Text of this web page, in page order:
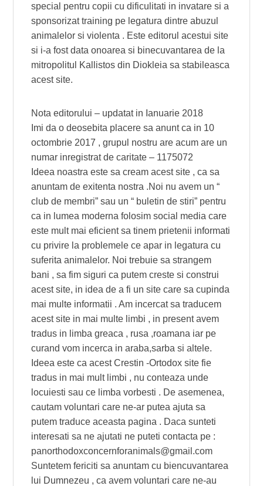
special pentru copii cu dificulitati in invatare si a
sponsorizat training pe legatura dintre abuzul
animalelor si violenta . Este editorul acestui site
si i-a fost data onoarea si binecuvantarea de la
mitropolitul Kallistos din Diokleia sa stabileasca
acest site.
Nota editorului – updatat in Ianuarie 2018
Imi da o deosebita placere sa anunt ca in 10
octombrie 2017 , grupul nostru are acum are un
numar inregistrat de caritate – 1175072
Ideea noastra este sa cream acest site , ca sa
anuntam de exitenta nostra .Noi nu avem un “
club de membri” sau un “ buletin de stiri” pentru
ca in lumea moderna folosim social media care
este mult mai eficient sa tinem prietenii informati
cu privire la problemele ce apar in legatura cu
suferita animalelor. Noi trebuie sa strangem
bani , sa fim siguri ca putem creste si construi
acest site, in idea de a fi un site care sa cupinda
mai multe informatii . Am incercat sa traducem
acest site in mai multe limbi , in present avem
tradus in limba greaca , rusa ,roamana iar pe
curand vom incerca in araba,sarba si altele.
Ideea este ca acest Crestin -Ortodox site fie
tradus in mai mult limbi , nu conteaza unde
locuiesti sau ce limba vorbesti . De asemenea,
cautam voluntari care ne-ar putea ajuta sa
putem traduce aceasta pagina . Daca sunteti
interesati sa ne ajutati ne puteti contacta pe :
panorthodoxconcernforanimals@gmail.com
Suntetem fericiti sa anuntam cu biencuvantarea
lui Dumnezeu , ca avem voluntari care ne-au